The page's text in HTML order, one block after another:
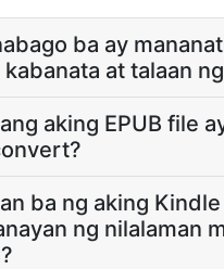
ba ay
at talaan
aking EPUB file
ba ng aking
ng nilalaman